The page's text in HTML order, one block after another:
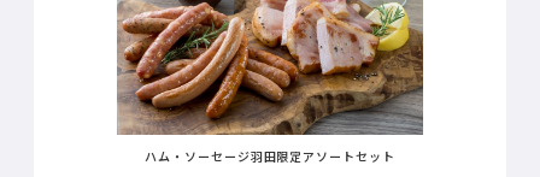
ハム・ソーセージ羽田限定アソートセット